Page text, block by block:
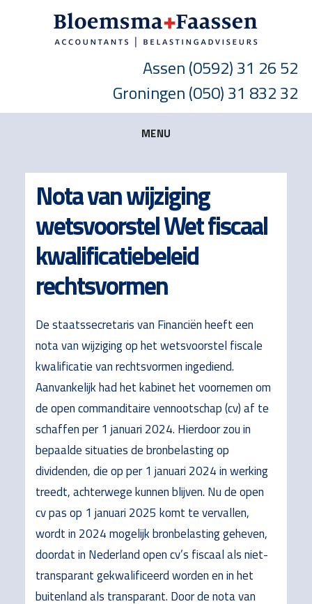
Assen(0592) 31 26 52
Groningen(050) 31 832 32
MENU
Nota van wijziging
wetsvoorstel Wet fiscaal
kwalificatiebeleid
rechtsvormen
De staatssecretaris van Financiën heeft een
nota van wijziging op het wetsvoorstel fiscale
kwalificatie van rechtsvormen ingediend.
Aanvankelijk had het kabinet het voornemen om
de open commanditaire vennootschap (cv) af te
schaffen per 1 januari 2024. Hierdoor zou in
bepaalde situaties de bronbelasting op
dividenden, die op per 1 januari 2024 in werking
treedt, achterwege kunnen blijven. Nu de open
cv pas op 1 januari 2025 komt te vervallen,
wordt in 2024 mogelijk bronbelasting geheven,
doordat in Nederland open cv’s fiscaal als niet-
transparant gekwalificeerd worden en in het
buitenland als transparant. Door de nota van